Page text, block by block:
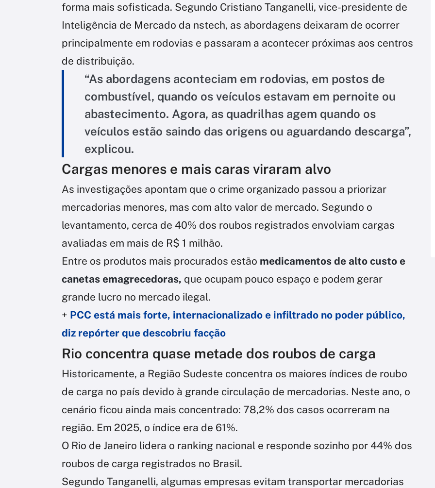
forma mais sofisticada. Segundo Cristiano Tanganelli, vice-presidente de
Inteligência de Mercado da nstech, as abordagens deixaram de ocorrer
principalmente em rodovias e passaram a acontecer próximas aos centros
de distribuição.
“As abordagens aconteciam em rodovias, em postos de
combustível, quando os veículos estavam em pernoite ou
abastecimento. Agora, as quadrilhas agem quando os
veículos estão saindo das origens ou aguardando descarga”,
explicou.
Cargas menores e mais caras viraram alvo
As investigações apontam que o crime organizado passou a priorizar
mercadorias menores, mas com alto valor de mercado. Segundo o
levantamento, cerca de 40% dos roubos registrados envolviam cargas
avaliadas em mais de R$ 1 milhão.
Entre os produtos mais procurados estão medicamentos de alto custo e
canetas emagrecedoras, que ocupam pouco espaço e podem gerar
grande lucro no mercado ilegal.
+ PCC está mais forte, internacionalizado e infiltrado no poder público,
diz repórter que descobriu facção
Rio concentra quase metade dos roubos de carga
Historicamente, a Região Sudeste concentra os maiores índices de roubo
de carga no país devido à grande circulação de mercadorias. Neste ano, o
cenário ficou ainda mais concentrado: 78,2% dos casos ocorreram na
região. Em 2025, o índice era de 61%.
O Rio de Janeiro lidera o ranking nacional e responde sozinho por 44% dos
roubos de carga registrados no Brasil.
Segundo Tanganelli, algumas empresas evitam transportar mercadorias